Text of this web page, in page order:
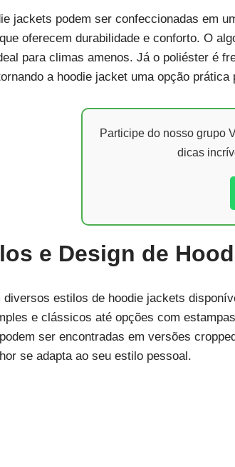
jackets podem ser confeccionadas em
oferecem durabilidade e conforto. O
para climas amenos. Já o poliéster é
a hoodie jacket uma opção
Participe do nosso grupo
dicas
e Design de
diversos estilos de hoodie jackets
e clássicos até opções com
ser encontradas em versões
se adapta ao seu estilo pessoal.